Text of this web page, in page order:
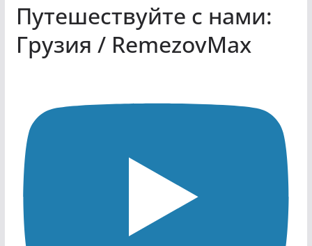
Путешествуйте с нами:
Грузия / RemezovMax